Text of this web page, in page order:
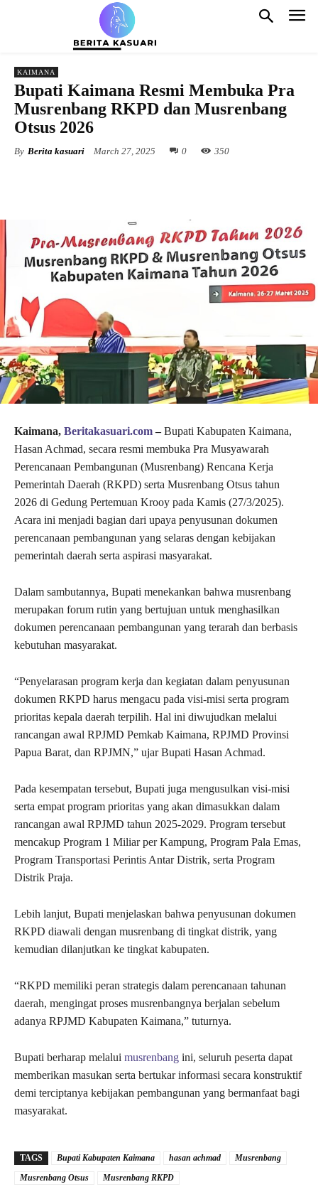
KAIMANA
Bupati Kaimana Resmi Membuka Pra
Musrenbang RKPD dan Musrenbang
Otsus 2026
By Berita kasuari March 27, 2025 0 350
Kaimana, Beritakasuari.com–Bupati Kabupaten Kaimana,
Hasan Achmad, secara resmi membuka Pra Musyawarah
Perencanaan Pembangunan (Musrenbang) Rencana Kerja
Pemerintah Daerah (RKPD) serta Musrenbang Otsus tahun
2026 di Gedung Pertemuan Krooy pada Kamis (27/3/2025).
Acara ini menjadi bagian dari upaya penyusunan dokumen
perencanaan pembangunan yang selaras dengan kebijakan
pemerintah daerah serta aspirasi masyarakat.
Dalam sambutannya, Bupati menekankan bahwa musrenbang
merupakan forum rutin yang bertujuan untuk menghasilkan
dokumen perencanaan pembangunan yang terarah dan berbasis
kebutuhan masyarakat.
“Penyelarasan program kerja dan kegiatan dalam penyusunan
dokumen RKPD harus mengacu pada visi-misi serta program
prioritas kepala daerah terpilih. Hal ini diwujudkan melalui
rancangan awal RPJMD Pemkab Kaimana, RPJMD Provinsi
Papua Barat, dan RPJMN,” ujar Bupati Hasan Achmad.
Pada kesempatan tersebut, Bupati juga mengusulkan visi-misi
serta empat program prioritas yang akan dimasukkan dalam
rancangan awal RPJMD tahun 2025-2029. Program tersebut
mencakup Program 1 Miliar per Kampung, Program Pala Emas,
Program Transportasi Perintis Antar Distrik, serta Program
Distrik Praja.
Lebih lanjut, Bupati menjelaskan bahwa penyusunan dokumen
RKPD diawali dengan musrenbang di tingkat distrik, yang
kemudian dilanjutkan ke tingkat kabupaten.
“RKPD memiliki peran strategis dalam perencanaan tahunan
daerah, mengingat proses musrenbangnya berjalan sebelum
adanya RPJMD Kabupaten Kaimana,” tuturnya.
Bupati berharap melalui musrenbang ini, seluruh peserta dapat
memberikan masukan serta bertukar informasi secara konstruktif
demi terciptanya kebijakan pembangunan yang bermanfaat bagi
masyarakat.
TAGS Bupati Kabupaten Kaimana hasan achmad
Musrenbang
Musrenbang Otsus
Musrenbang RKPD